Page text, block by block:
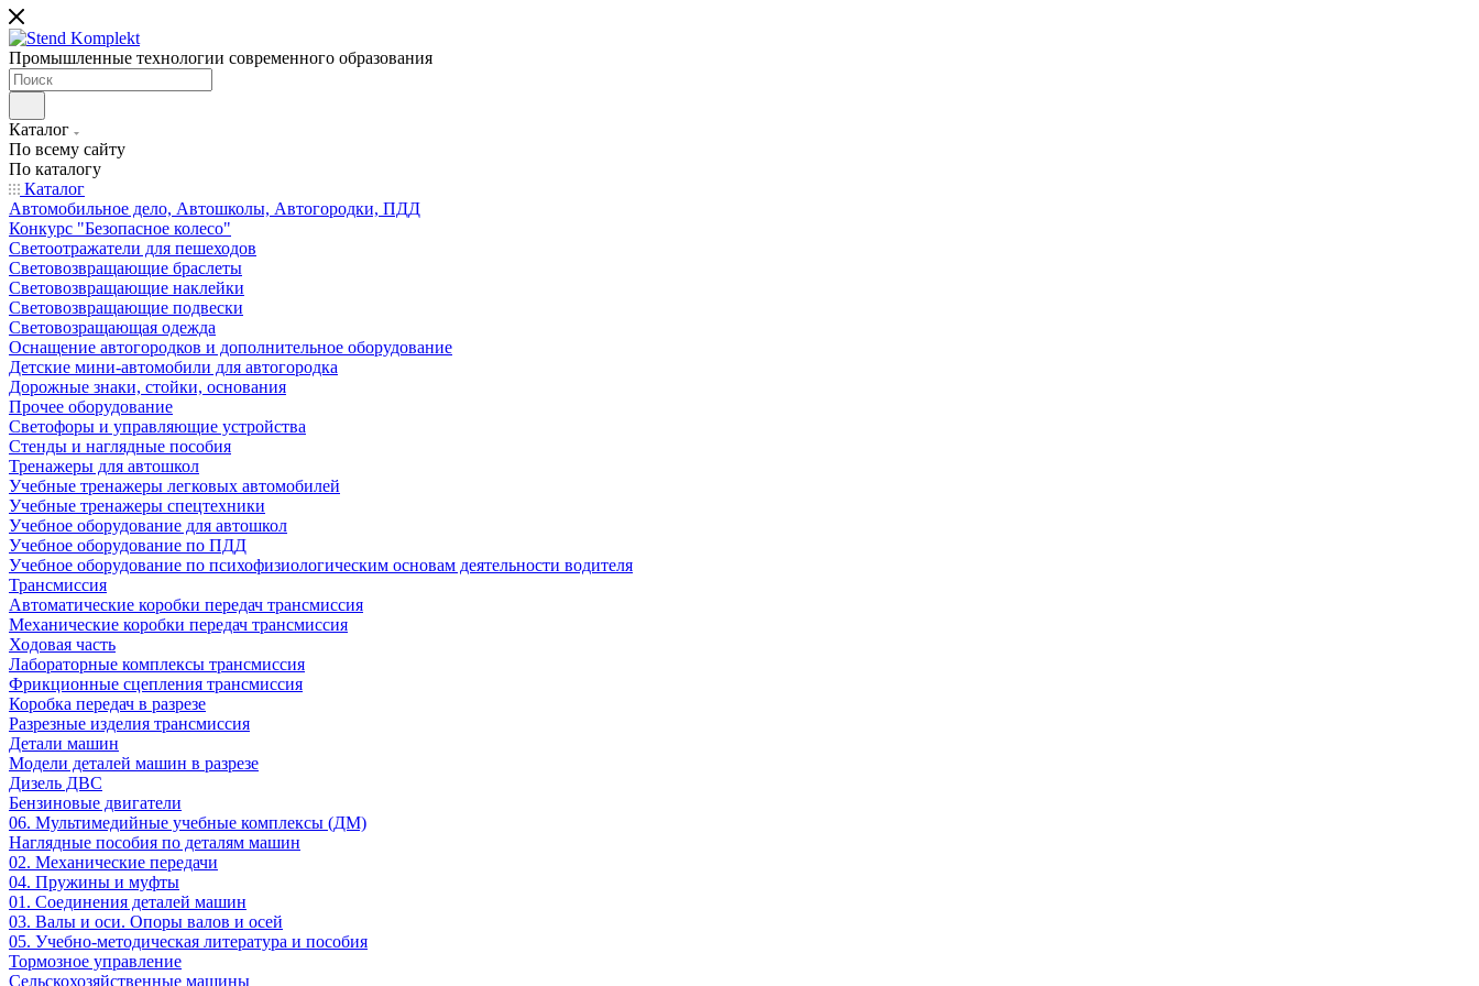
Промышленные технологии современного образования
Каталог
По всему сайту
По каталогу
Каталог
Автомобильное дело, Автошколы, Автогородки, ПДД
Конкурс "Безопасное колесо"
Светоотражатели для пешеходов
Световозвращающие браслеты
Световозвращающие наклейки
Световозвращающие подвески
Световозращающая одежда
Оснащение автогородков и дополнительное оборудование
Детские мини-автомобили для автогородка
Дорожные знаки, стойки, основания
Прочее оборудование
Светофоры и управляющие устройства
Стенды и наглядные пособия
Тренажеры для автошкол
Учебные тренажеры легковых автомобилей
Учебные тренажеры спецтехники
Учебное оборудование для автошкол
Учебное оборудование по ПДД
Учебное оборудование по психофизиологическим основам деятельности водителя
Трансмиссия
Автоматические коробки передач трансмиссия
Механические коробки передач трансмиссия
Ходовая часть
Лабораторные комплексы трансмиссия
Фрикционные сцепления трансмиссия
Коробка передач в разрезе
Разрезные изделия трансмиссия
Детали машин
Модели деталей машин в разрезе
Дизель ДВС
Бензиновые двигатели
06. Мультимедийные учебные комплексы (ДМ)
Наглядные пособия по деталям машин
02. Механические передачи
04. Пружины и муфты
01. Соединения деталей машин
03. Валы и оси. Опоры валов и осей
05. Учебно-методическая литература и пособия
Тормозное управление
Сельскохозяйственные машины